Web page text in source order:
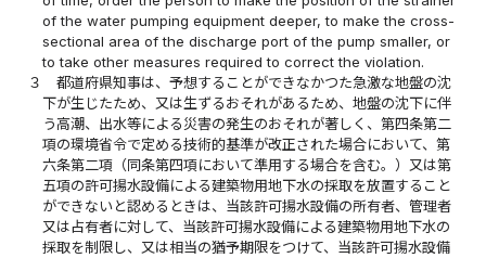
of the water pumping equipment deeper, to make the cross-
sectional area of the discharge port of the pump smaller, or
to take other measures required to correct the violation.
３
都道府県知事は、予想することができなかつた急激な地盤の沈
下が生じたため、又は生ずるおそれがあるため、地盤の沈下に伴
う高潮、出水等による災害の発生のおそれが著しく、第四条第二
項の環境省令で定める技術的基準が改正された場合において、第
六条第二項（同条第四項において準用する場合を含む。）又は第
五項の許可揚水設備による建築物用地下水の採取を放置すること
ができないと認めるときは、当該許可揚水設備の所有者、管理者
又は占有者に対して、当該許可揚水設備による建築物用地下水の
採取を制限し、又は相当の猶予期限をつけて、当該許可揚水設備